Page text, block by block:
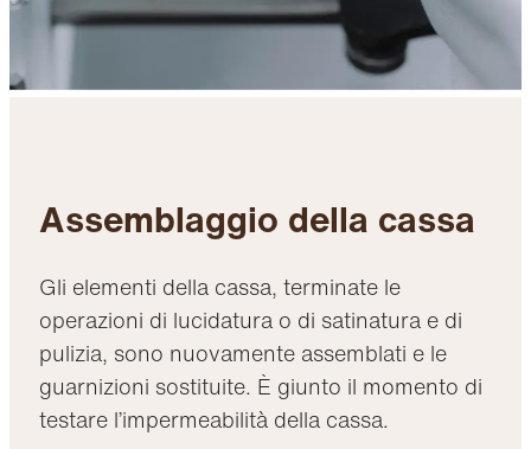
Assemblaggio della cassa
Gli elementi della cassa, terminate le
operazioni di lucidatura o di satinatura e di
pulizia, sono nuovamente assemblati e le
guarnizioni sostituite. È giunto il momento di
testare l’impermeabilità della cassa.